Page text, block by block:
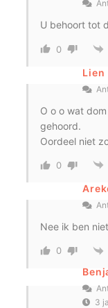
U behoort tot
0
Lien
O o o wat
gehoord.
Oordeel niet
0
Nee ik ben
0
3